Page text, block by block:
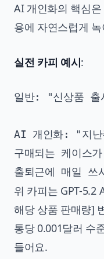
AI 개인화의 핵심
용에 자연스럽게
실전 카피 예시:
일반: "신상품 출
AI 개인화: "지난
구매되는 케이스
위 카피는 GPT-5.2
해당 상품 판매량]
통당 0.001달러 수
들어요.